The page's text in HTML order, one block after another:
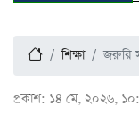
শিক্ষা জরুরি
প্রকাশ: ১৪ মে, ২০২৬,